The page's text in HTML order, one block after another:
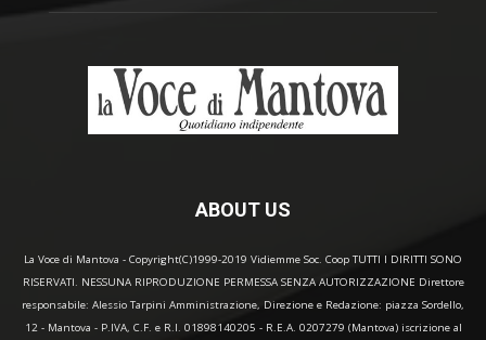
ABOUT US
La Voce di Mantova - Copyright(C)1999-2019 Vidiemme Soc. Coop TUTTI I DIRITTI SONO
RISERVATI. NESSUNA RIPRODUZIONE PERMESSA SENZA AUTORIZZAZIONE Direttore
responsabile: Alessio Tarpini Amministrazione, Direzione e Redazione: piazza Sordello,
12 - Mantova - P.IVA, C.F. e R.I. 01898140205 - R.E.A. 0207279 (Mantova) iscrizione al